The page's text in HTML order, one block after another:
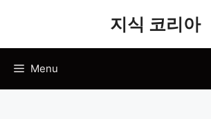
지식 코리아
Menu